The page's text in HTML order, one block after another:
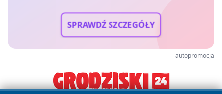
SPRAWDŹ SZCZEGÓŁY
autopromocja